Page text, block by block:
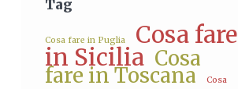
Tag
Cosa fare in Puglia Cosa fare
in Sicilia Cosa
fare in Toscana
Cosa